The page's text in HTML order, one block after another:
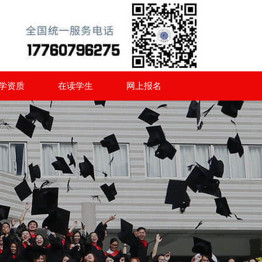
资质 在读学生 网上报名